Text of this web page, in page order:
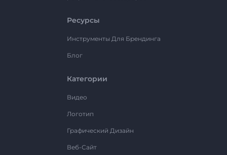
Ресурсы
Инструменты Для Брендинга
Блог
Категории
Видео
Логотип
Графический Дизайн
Веб-Сайт